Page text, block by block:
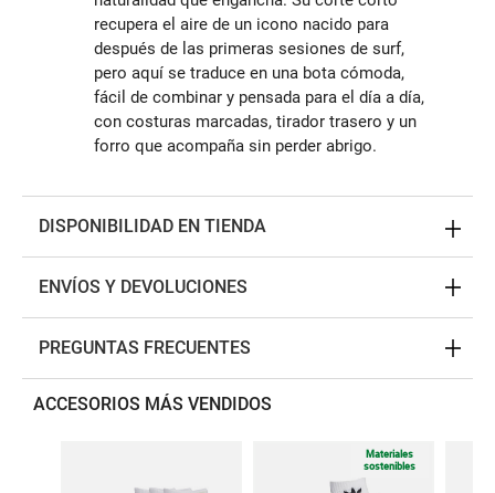
recupera el aire de un icono nacido para
después de las primeras sesiones de surf,
pero aquí se traduce en una bota cómoda,
fácil de combinar y pensada para el día a día,
con costuras marcadas, tirador trasero y un
forro que acompaña sin perder abrigo.
DISPONIBILIDAD EN TIENDA
ENVÍOS Y DEVOLUCIONES
PREGUNTAS FRECUENTES
ACCESORIOS MÁS VENDIDOS
Materiales
sostenibles